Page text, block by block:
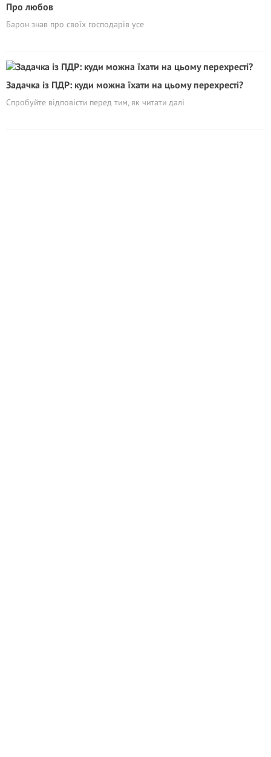
Про любов
Барон знав про своїх господарів усе
Задачка із ПДР: куди можна їхати на цьому перехресті?
Спробуйте відповісти перед тим, як читати далі